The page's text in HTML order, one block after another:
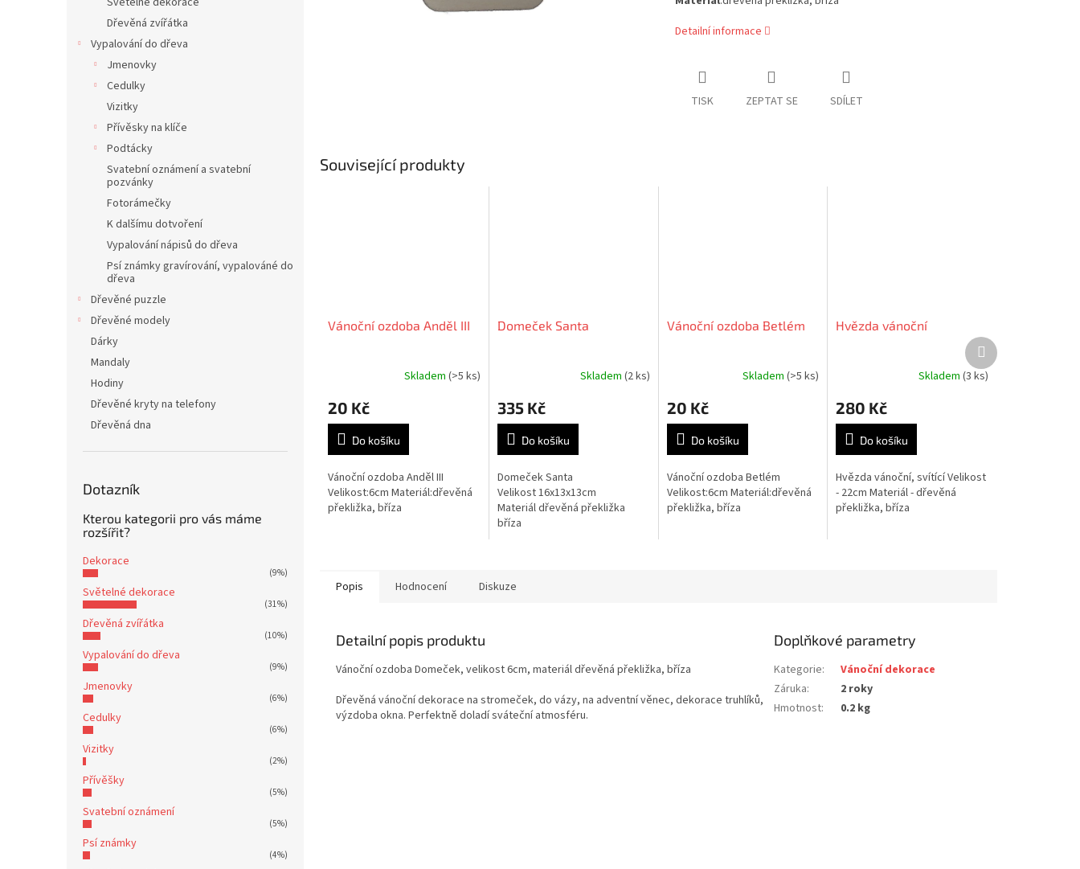
Dřevěná zvířátka
Vypalování do dřeva
Jmenovky
Cedulky
Vizitky
Přívěsky na klíče
Podtácky
Svatební oznámení a svatební
pozvánky
Fotorámečky
K dalšímu dotvoření
Vypalování nápisů do dřeva
Psí známky gravírování, vypalováné do
dřeva
Dřevěné puzzle
Dřevěné modely
Dárky
Mandaly
Hodiny
Dřevěné kryty na telefony
Dřevěná dna
Dotazník
Kterou kategorii pro vás máme
rozšířit?
Dekorace
(9%)
Světelné dekorace
(31%)
Dřevěná zvířátka
(10%)
Vypalování do dřeva
(9%)
Jmenovky
(6%)
Cedulky
(6%)
Vizitky
(2%)
Přívěšky
(5%)
Svatební oznámení
(5%)
Psí známky
(4%)
Detailní informace
TISK ZEPTAT SE SDÍLET
Související produkty
Vánoční ozdoba Anděl III
Skladem (>5 ks)
20 Kč
Do košíku
Vánoční ozdoba Anděl III
Velikost:6cm Materiál:dřevěná
překližka, bříza
Domeček Santa
Skladem (2 ks)
335 Kč
Do košíku
Domeček Santa
Velikost 16x13x13cm
Materiál dřevěná překližka
bříza
Vánoční ozdoba Betlém
Skladem(>5 ks)
20 Kč
Do košíku
Vánoční ozdoba Betlém
Velikost:6cm Materiál:dřevěná
překližka, bříza
Hvězda vánoční
produktu
je
5,0
z
5
hvězdiček.
Skladem(3 ks)
280 Kč
Do košíku
Hvězda vánoční, svítící Velikost
- 22cm Materiál - dřevěná
překližka, bříza
Další
produkt
Popis Hodnocení Diskuze
Detailní popis produktu
Vánoční ozdoba Domeček, velikost 6cm, materiál dřevěná překližka, bříza
Dřevěná vánoční dekorace na stromeček, do vázy, na adventní věnec, dekorace truhlíků,
výzdoba okna. Perfektně doladí sváteční atmosféru.
Doplňkové parametry
Kategorie:
Vánoční dekorace
Záruka:
2 roky
Hmotnost: 0.2 kg